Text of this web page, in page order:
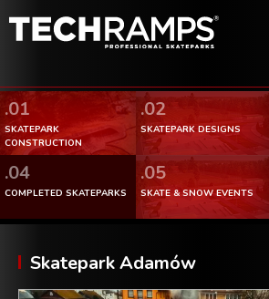
.01
SKATEPARK
CONSTRUCTION
.02
SKATEPARK DESIGNS
.04
COMPLETED SKATEPARKS
.05
SKATE & SNOW EVENTS
Skatepark Adamów